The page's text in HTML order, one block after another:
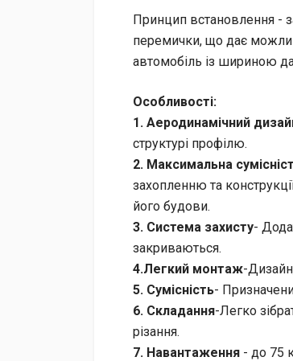
Принцип встановлення -
перемички, що дає
автомобіль із шириною
Особливості:
1. Аеродинамічний
структурі профілю.
2. Максимальна
захопленню та
його будови.
3. Система захисту-
закриваються.
4.Легкий монтаж-
5. Сумісність-
6. Складання-Легко
різання.
7. Навантаження - до 75